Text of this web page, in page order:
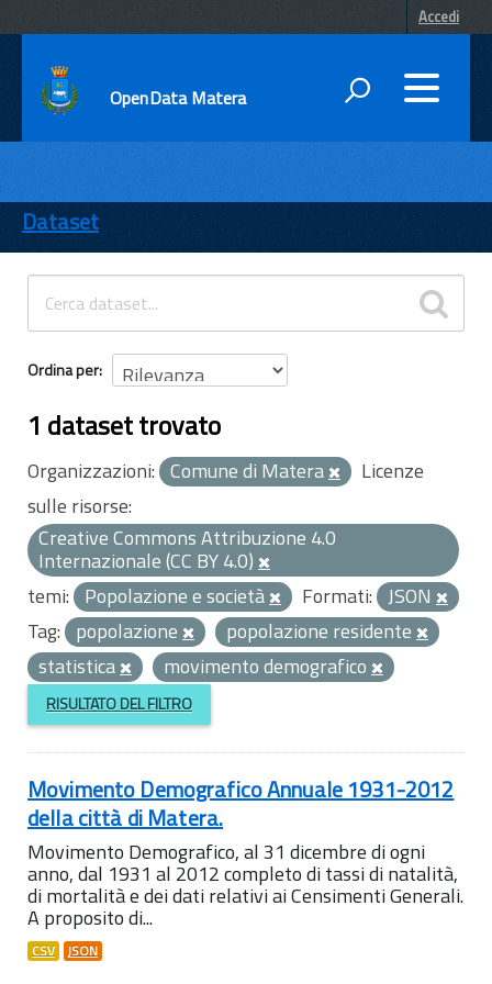
Accedi
OpenData Matera
ENTI
TEMI
INFORMAZIONI
Dataset
Ordina per
1 dataset trovato
Organizzazioni: Comune di Matera
Licenze
sulle risorse:
Creative Commons Attribuzione 4.0
Internazionale (CC BY 4.0)
temi: Popolazione e società Formati: JSON
Tag: popolazione
popolazione residente
statistica
movimento demografico
RISULTATO DEL FILTRO
Movimento Demografico Annuale 1931-2012
della città di Matera.
Movimento Demografico, al 31 dicembre di ogni
anno, dal 1931 al 2012 completo di tassi di natalità,
di mortalità e dei dati relativi ai Censimenti Generali.
A proposito di...
CSV JSON